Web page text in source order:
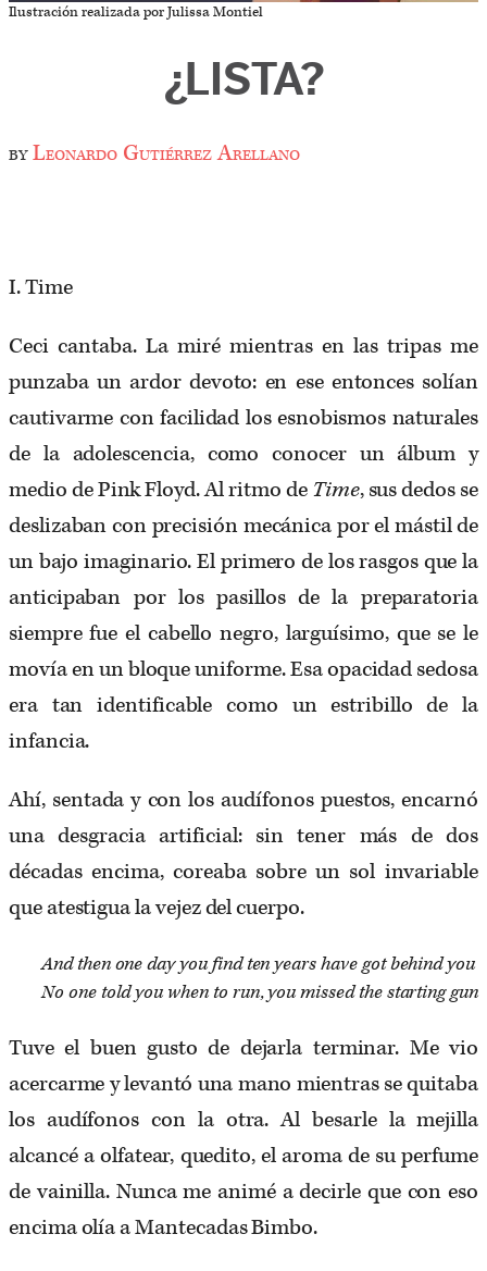
Ilustración realizada por Julissa Montiel
¿LISTA?
byLeonardo Gutiérrez Arellano
I. Time
Ceci cantaba. La miré mientras en las tripas me
punzaba un ardor devoto: en ese entonces solían
cautivarme con facilidad los esnobismos naturales
de la adolescencia, como conocer un álbum y
medio de Pink Floyd. Al ritmo deTime, sus dedos se
deslizaban con precisión mecánica por el mástil de
un bajo imaginario. El primero de los rasgos que la
anticipaban por los pasillos de la preparatoria
siempre fue el cabello negro, larguísimo, que se le
movía en un bloque uniforme. Esa opacidad sedosa
era tan identificable como un estribillo de la
infancia.
Ahí, sentada y con los audífonos puestos, encarnó
una desgracia artificial: sin tener más de dos
décadas encima, coreaba sobre un sol invariable
que atestigua la vejez del cuerpo.
And then one day you find ten years have got behind you
No one told you when to run, you missed the starting gun
Tuve el buen gusto de dejarla terminar. Me vio
acercarme y levantó una mano mientras se quitaba
los audífonos con la otra. Al besarle la mejilla
alcancé a olfatear, quedito, el aroma de su perfume
de vainilla. Nunca me animé a decirle que con eso
encima olía a Mantecadas Bimbo.